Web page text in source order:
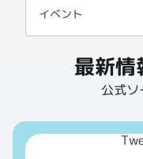
イベント
最新情
公式ソ